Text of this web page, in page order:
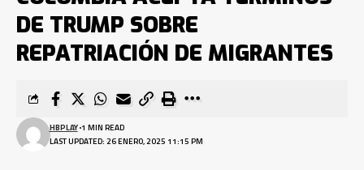
DE TRUMP SOBRE
REPATRIACIÓN DE MIGRANTES
LAST UPDATED: 26 ENERO, 2025 11:15 PM
HBPLAY 1 MIN READ